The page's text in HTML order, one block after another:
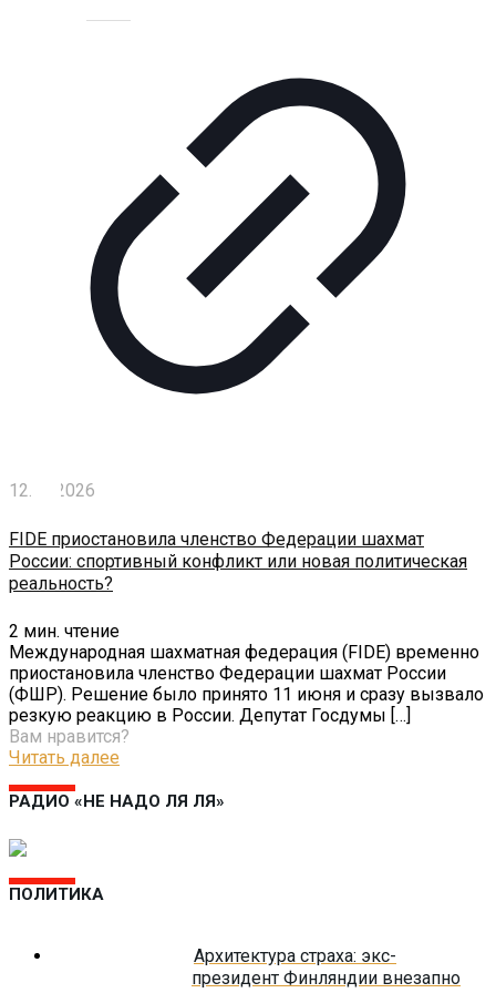
Технологии
читателя
Блокчейн
О
нас
Помощь
проекту
12.06.2026
FIDE приостановила членство Федерации шахмат
России: спортивный конфликт или новая политическая
реальность?
2 мин. чтение
Международная шахматная федерация (FIDE) временно
приостановила членство Федерации шахмат России
(ФШР). Решение было принято 11 июня и сразу вызвало
резкую реакцию в России. Депутат Госдумы […]
Вам нравится?
Читать далее
РАДИО «НЕ НАДО ЛЯ ЛЯ»
ПОЛИТИКА
Архитектура страха: экс-
президент Финляндии внезапно